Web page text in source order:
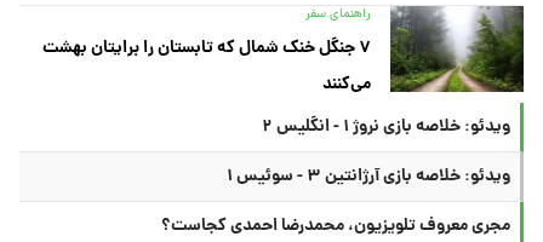
راهنمای سفر
۷ جنگل خنک شمال که تابستان را برایتان بهشت
می‌کنند
ویدئو: خلاصه بازی نروژ ۱ - انگلیس ۲
ویدئو: خلاصه بازی آرژانتین ۳ - سوئیس ۱
مجری معروف تلویزیون، محمدرضا احمدی کجاست؟